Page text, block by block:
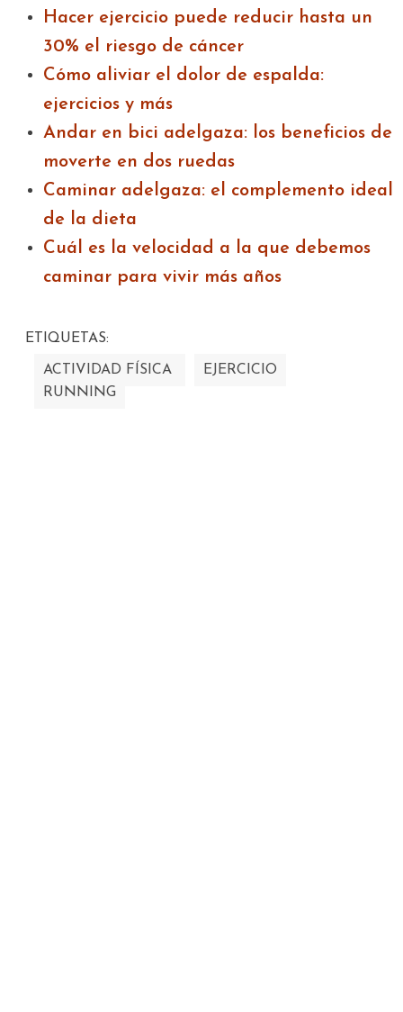
Hacer ejercicio puede reducir hasta un
30% el riesgo de cáncer
Cómo aliviar el dolor de espalda:
ejercicios y más
Andar en bici adelgaza: los beneficios de
moverte en dos ruedas
Caminar adelgaza: el complemento ideal
de la dieta
Cuál es la velocidad a la que debemos
caminar para vivir más años
ETIQUETAS:
ACTIVIDAD FÍSICA
EJERCICIO
RUNNING